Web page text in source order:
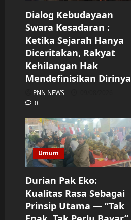
Dialog Kebudayaan
Swara Kesadaran :
Ketika Sejarah Hanya
Diceritakan, Rakyat
Kehilangan Hak
Mendefinisikan Dirinya
PNN NEWS
0
Umum
Durian Pak Eko:
Kualitas Rasa Sebagai
Prinsip Utama — “Tak